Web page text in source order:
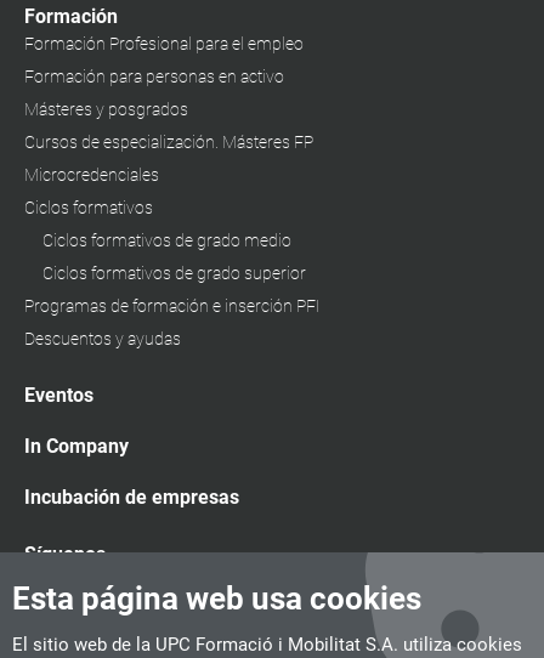
Esta página web usa cookies
El sitio web de la UPC Formació i Mobilitat S.A. utiliza cookies
Formación
Formación Profesional para el empleo
Formación para personas en activo
Másteres y posgrados
Cursos de especialización. Másteres FP
Microcredenciales
Ciclos formativos
Ciclos formativos de grado medio
Ciclos formativos de grado superior
Programas de formación e inserción PFI
Descuentos y ayudas
Eventos
In Company
Incubación de empresas
Síguenos